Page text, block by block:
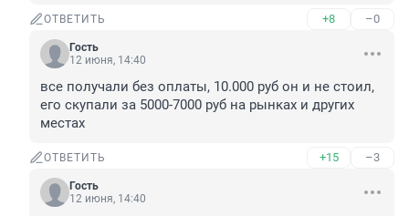
ОТВЕТИТЬ +8 –0
Гость
12 июня, 14:40
все получали без оплаты, 10.000 руб он и не стоил,
его скупали за 5000-7000 руб на рынках и других
местах
ОТВЕТИТЬ +15 –3
Гость
12 июня, 14:40